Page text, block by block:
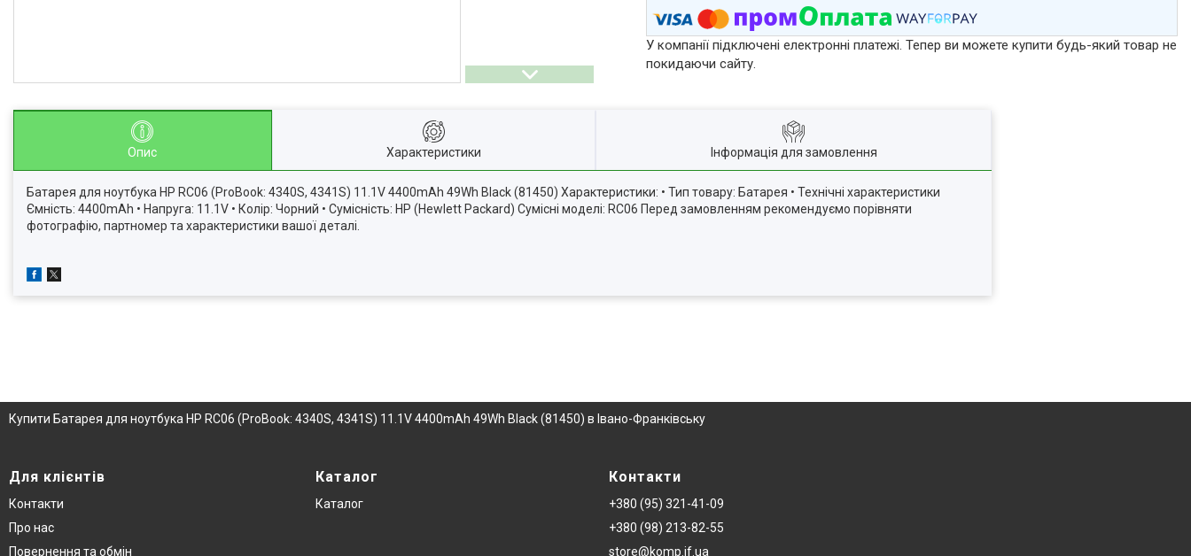
У компанії підключені електронні платежі. Тепер ви можете купити будь-який товар не
покидаючи сайту.
Опис Характеристики Інформація для замовлення
Батарея для ноутбука HP RC06 (ProBook: 4340S, 4341S) 11.1V 4400mAh 49Wh Black (81450) Характеристики: • Тип товару: Батарея • Технічні характеристики
Ємність: 4400mAh • Напруга: 11.1V • Колір: Чорний • Сумісність: HP (Hewlett Packard) Сумісні моделі: RC06 Перед замовленням рекомендуємо порівняти
фотографію, партномер та характеристики вашої деталі.
Купити Батарея для ноутбука HP RC06 (ProBook: 4340S, 4341S) 11.1V 4400mAh 49Wh Black (81450) в Івано-Франківську
Для клієнтів
Контакти
Про нас
Повернення та обмін
Каталог
Каталог
Контакти
+380 (95) 321-41-09
+380 (98) 213-82-55
store@komp.if.ua